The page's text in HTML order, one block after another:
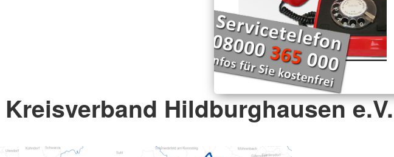
Kreisverband Hildburghausen e.V.